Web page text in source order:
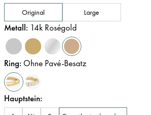
Original Large
Metall: 14k Roségold
Ring: Ohne Pavé-Besatz
Hauptstein: